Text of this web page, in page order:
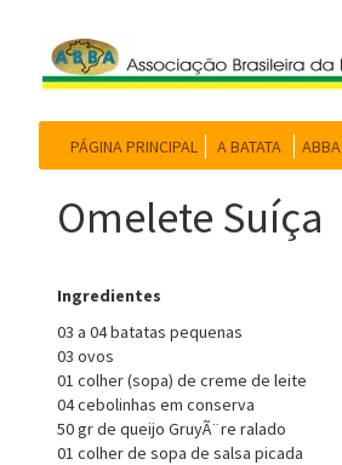
PÁGINA PRINCIPAL A BATATA ABBA
Omelete Suíça
Ingredientes
03 a 04 batatas pequenas
03 ovos
01 colher (sopa) de creme de leite
04 cebolinhas em conserva
50 gr de queijo GruyÃ¨re ralado
01 colher de sopa de salsa picada